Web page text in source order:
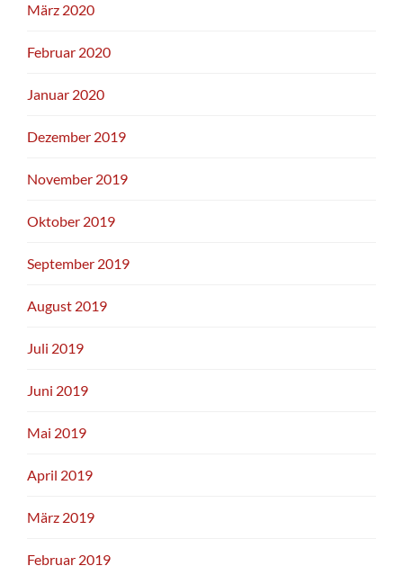
März 2020
Februar 2020
Januar 2020
Dezember 2019
November 2019
Oktober 2019
September 2019
August 2019
Juli 2019
Juni 2019
Mai 2019
April 2019
März 2019
Februar 2019